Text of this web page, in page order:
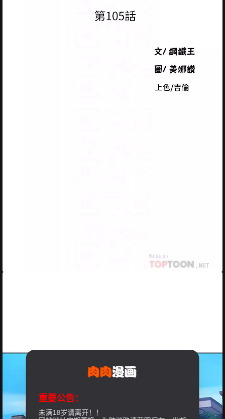
重要公告：
未满18岁请离开！！